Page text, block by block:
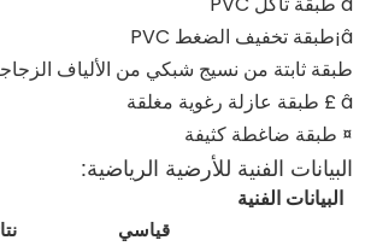
â¡طبقة تخفيف الضغط PVC
طبقة ثابتة من نسيج شبكي من الألياف
â £ طبقة عازلة رغوية مغلقة
¤ طبقة ضاغطة كثيفة
البيانات الفنية للأرضية الرياضية:
البيانات الفنية
قياسي